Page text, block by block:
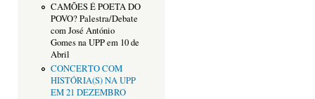
CAMÕES É POETA DO
POVO? Palestra/Debate
com José António
Gomes na UPP em 10 de
Abril
CONCERTO COM
HISTÓRIA(S) NA UPP
EM 21 DEZEMBRO